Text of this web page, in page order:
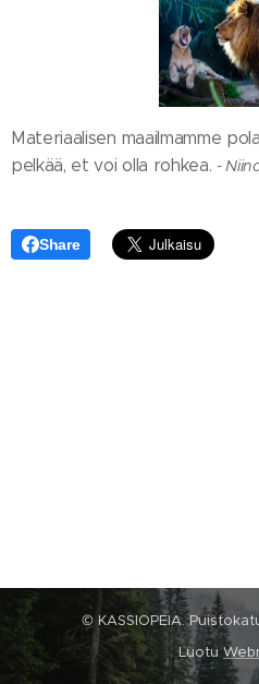
Materiaalisen maailmamme
pelkää, et voi olla rohkea. -
Share
© KASSIOPEIA.
Luotu